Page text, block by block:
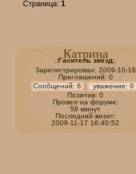
Страница:1
Катрина
.:Гаситель звёзд:.
Зарегистрирован: 2009-10-18
Приглашений: 0
Сообщений: 6 уважение: 0
Позитив: 0
Провел на форуме:
58 минут
Последний визит:
2009-11-17 16:40:52